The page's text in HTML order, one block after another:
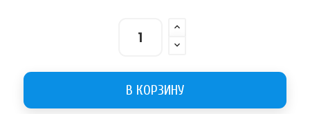
В КОРЗИНУ